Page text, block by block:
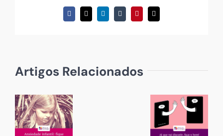
Facebook
X LinkedInTumblrPinterestEmail
(necessário
Artigos Relacionados